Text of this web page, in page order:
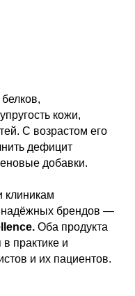
кожи,
С возрастом его
дефицит
добавки.
клиникам
надёжных брендов —
Оба продукта
практике и
и их пациентов.